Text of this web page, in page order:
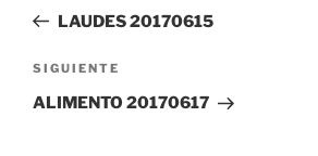
entradas
anterior:
LAUDES 20170615
Siguiente
entrada
SIGUIENTE
ALIMENTO 20170617